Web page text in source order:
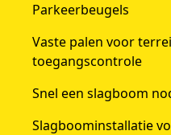
Parkeerbeugels
Vaste palen voor
toegangscontrole
Snel een slagboom
Slagboominstallatie